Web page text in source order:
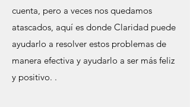
cuenta, pero a veces nos quedamos
atascados, aquí es donde Claridad puede
ayudarlo a resolver estos problemas de
manera efectiva y ayudarlo a ser más feliz
y positivo. .